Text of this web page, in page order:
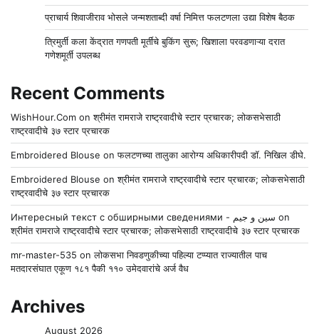
प्राचार्य शिवाजीराव भोसले जन्मशताब्दी वर्षा निमित्त फलटणला उद्या विशेष बैठक
त्रिमुर्ती कला केंद्रात गणपती मूर्तींचे बुकिंग सुरू; खिशाला परवडणाऱ्या दरात
गणेशमूर्ती उपलब्ध
Recent Comments
WishHour.Com onश्रीमंत रामराजे राष्ट्रवादीचे स्टार प्रचारक; लोकसभेसाठी
राष्ट्रवादीचे ३७ स्टार प्रचारक
Embroidered Blouse onफलटणच्या तालुका आरोग्य अधिकारीपदी डॉ. निखिल डीघे.
Embroidered Blouse onश्रीमंत रामराजे राष्ट्रवादीचे स्टार प्रचारक; लोकसभेसाठी
राष्ट्रवादीचे ३७ स्टार प्रचारक
Интересный текст с обширными сведениями - سين و جيم on
श्रीमंत रामराजे राष्ट्रवादीचे स्टार प्रचारक; लोकसभेसाठी राष्ट्रवादीचे ३७ स्टार प्रचारक
mr-master-535 onलोकसभा निवडणुकीच्या पहिल्या टप्प्यात राज्यातील पाच
मतदारसंघात एकूण १८१ पैकी ११० उमेदवारांचे अर्ज वैध
Archives
August 2026